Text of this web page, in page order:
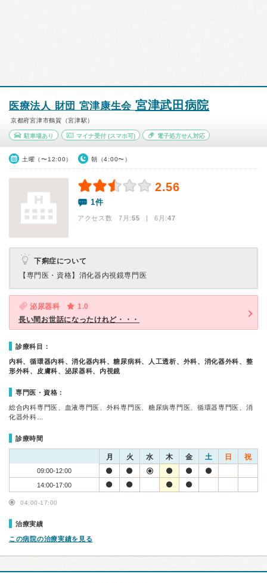
医療法人 財団 宮津康生会 宮津武田病院
京都府宮津市鶴賀（宮津駅）
駐車場あり マイナ受付(スマホ可) 電子処方せん対応
土曜（〜12:00） 朝（4:00〜）
2.56
1件
アクセス数 7月:55 | 6月:47
下痢症について
【専門医・資格】 消化器内視鏡専門医
泌尿器科
1.0
長い間お世話になったけれど・・・
診療科目：
内科、循環器内科、消化器内科、糖尿病科、人工透析、外科、消化器外科、整
形外科、皮膚科、泌尿器科、内視鏡
専門医・資格：
総合内科専門医、血液専門医、外科専門医、糖尿病専門医、循環器専門医、消
化器外科…
診療時間
月 火 水 木 金 土 日 祝
09:00-12:00
14:00-17:00
04:00-17:00
治療実績
この病院の治療実績を見る